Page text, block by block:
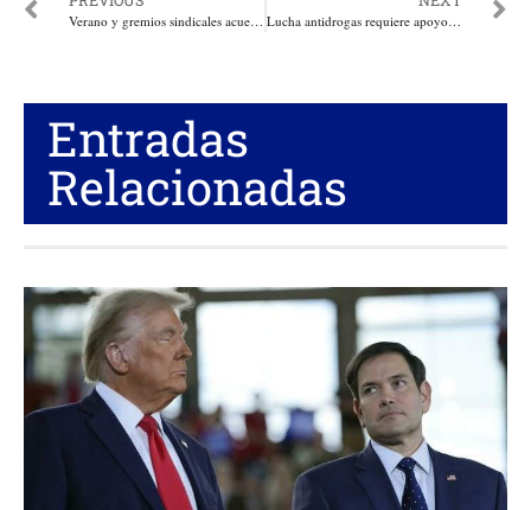
Verano y gremios sindicales acuerdan trabajo en equipo para aliviar crisis hospitalaria en Atlántico Lucha antidrogas requiere apoyo tanto de países consumidores como de los que fabrican precursores quimicos: Presidente Duque
Entradas
Relacionadas